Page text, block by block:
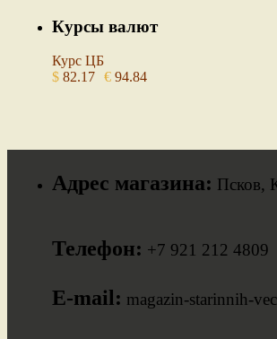
Курсы валют
Курс ЦБ
$ 82.17 € 94.84
Адрес магазина: Псков,
Телефон: +7 921 212 4809
E-mail: magazin-starinnih-